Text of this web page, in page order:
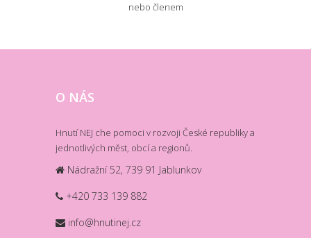
nebo členem
O NÁS
Hnutí NEJ che pomoci v rozvoji České republiky a
jednotlivých měst, obcí a regionů.
Nádražní 52, 739 91 Jablunkov
+420 733 139 882
info@hnutinej.cz